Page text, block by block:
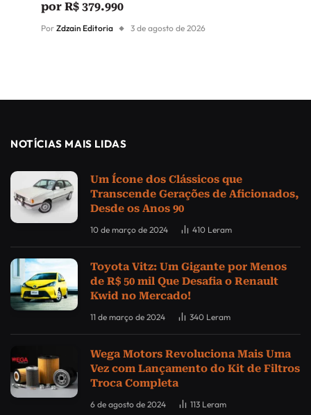
por R$ 379.990
Por Zdzain Editoria 3 de agosto de 2026
NOTÍCIAS MAIS LIDAS
Um Ícone dos Clássicos que
Transcende Gerações de Aficionados,
Desde os Anos 90
10 de março de 2024 410 Leram
Toyota Vitz: Um Gigante por Menos
de R$ 50 mil Que Desafia o Renault
Kwid no Mercado!
11 de março de 2024 340 Leram
Wega Motors Revoluciona Mais Uma
Vez com Lançamento do Kit de Filtros
Troca Completa
6 de agosto de 2024 113 Leram